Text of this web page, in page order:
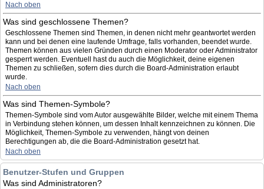
Nach oben
Was sind geschlossene Themen?
Geschlossene Themen sind Themen, in denen nicht mehr geantwortet werden
kann und bei denen eine laufende Umfrage, falls vorhanden, beendet wurde.
Themen können aus vielen Gründen durch einen Moderator oder Administrator
gesperrt werden. Eventuell hast du auch die Möglichkeit, deine eigenen
Themen zu schließen, sofern dies durch die Board-Administration erlaubt
wurde.
Nach oben
Was sind Themen-Symbole?
Themen-Symbole sind vom Autor ausgewählte Bilder, welche mit einem Thema
in Verbindung stehen können, um dessen Inhalt kennzeichnen zu können. Die
Möglichkeit, Themen-Symbole zu verwenden, hängt von deinen
Berechtigungen ab, die die Board-Administration gesetzt hat.
Nach oben
Benutzer-Stufen und Gruppen
Was sind Administratoren?